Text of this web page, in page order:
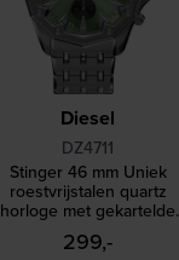
Diesel
DZ4711
Stinger 46 mm Uniek
roestvrijstalen quartz
horloge met gekartelde
lunette
299,-